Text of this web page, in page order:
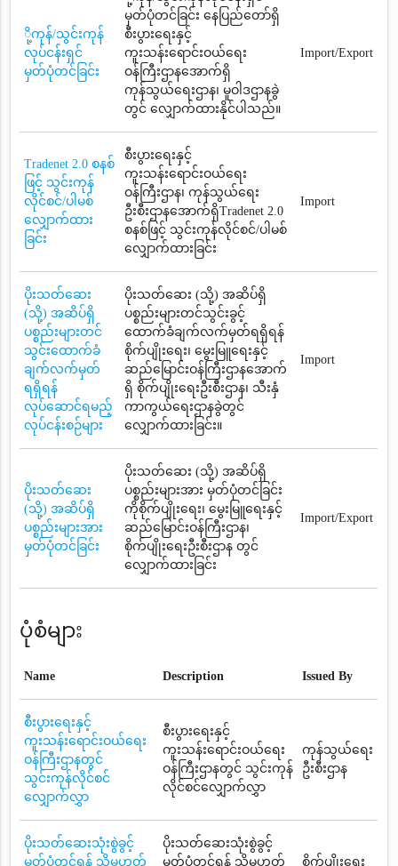
ို့ကုန်/သွင်းကုန်
လုပ်ငန်းရှင်
မှတ်ပုံတင်ခြင်း
မှတ်ပုံတင်ခြင်း နေပြည်တော်ရှိ
စီးပွားရေးနှင့်
ကူးသန်းရောင်းဝယ်ရေး
ဝန်ကြီးဌာနအောက်ရှိ
ကုန်သွယ်ရေးဌာန၊ မူဝါဒဌာနခွဲ
တွင် လျှောက်ထားနိုင်ပါသည်။
Import/Export
Tradenet 2.0 စနစ်
ဖြင့် သွင်းကုန်
လိုင်စင်/ပါမစ်
လျှောက်ထား
ခြင်း
စီးပွားရေးနှင့်
ကူးသန်းရောင်းဝယ်ရေး
ဝန်ကြီးဌာန၊ ကုန်သွယ်ရေး
ဦးစီးဌာနအောက်ရှိTradenet 2.0
စနစ်ဖြင့် သွင်းကုန်လိုင်စင်/ပါမစ်
လျှောက်ထားခြင်း
Import
ပိုးသတ်ဆေး
(သို့) အဆိပ်ရှိ
ပစ္စည်းများတင်
သွင်းထောက်ခံ
ချက်လက်မှတ်
ရရှိရန်
လုပ်ဆောင်ရမည့်
လုပ်ငန်းစဉ်များ
ပိုးသတ်ဆေး (သို့) အဆိပ်ရှိ
ပစ္စည်းများတင်သွင်းခွင့်
ထောက်ခံချက်လက်မှတ်ရရှိရန်
စိုက်ပျိုးရေး၊ မွေးမြူရေးနှင့်
ဆည်မြောင်းဝန်ကြီးဌာနအောက်
ရှိ စိုက်ပျိုးရေးဦးစီးဌာန၊ သီးနှံ
ကာကွယ်ရေးဌာနခွဲတွင်
လျှောက်ထားခြင်း။
Import
ပိုးသတ်ဆေး
(သို့) အဆိပ်ရှိ
ပစ္စည်းများအား
မှတ်ပုံတင်ခြင်း
ပိုးသတ်ဆေး (သို့) အဆိပ်ရှိ
ပစ္စည်းများအား မှတ်ပုံတင်ခြင်း
ကိုစိုက်ပျိုးရေး၊ မွေးမြူရေးနှင့်
ဆည်မြောင်းဝန်ကြီးဌာန၊
စိုက်ပျိုးရေးဦးစီးဌာန တွင်
လျှောက်ထားခြင်း
Import/Export
ပုံစံများ
Name Description Issued By
စီးပွားရေးနှင့်
ကူးသန်းရောင်းဝယ်ရေး
ဝန်ကြီးဌာနတွင်
သွင်းကုန်လိုင်စင်
လျှောက်လွှာ
စီးပွားရေးနှင့်
ကူးသန်းရောင်းဝယ်ရေး
ဝန်ကြီးဌာနတွင် သွင်းကုန်
လိုင်စင်လျှောက်လွှာ
ကုန်သွယ်ရေး
ဦးစီးဌာန
ပိုးသတ်ဆေးသုံးစွဲခွင့်
မှတ်ပုံတင်ရန် သို့မဟုတ်
ပိုးသတ်ဆေးသုံးစွဲခွင့်
မှတ်ပုံတင်ရန် သို့မဟုတ်
စိုက်ပျိုးရေး